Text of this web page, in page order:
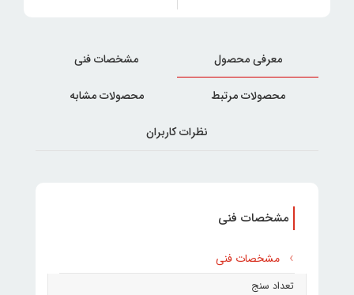
معرفی محصول مشخصات فنی
محصولات مرتبط محصولات مشابه
نظرات کاربران
مشخصات فنی
مشخصات فنی
تعداد سنج